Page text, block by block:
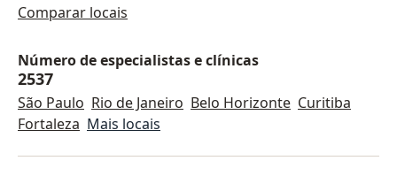
Comparar locais
Número de especialistas e clínicas
2537
São Paulo Rio de Janeiro Belo Horizonte Curitiba
Fortaleza Mais locais